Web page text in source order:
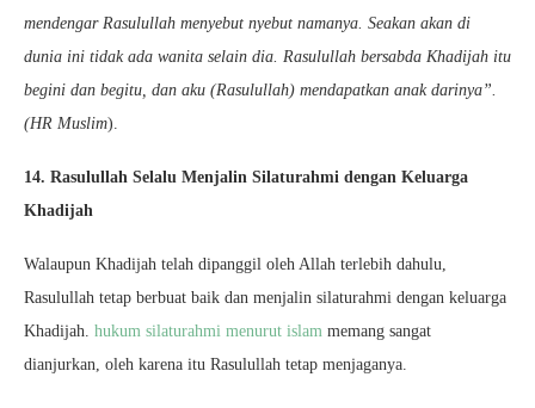
mendengar Rasulullah menyebut nyebut namanya. Seakan akan di
dunia ini tidak ada wanita selain dia. Rasulullah bersabda Khadijah itu
begini dan begitu, dan aku (Rasulullah) mendapatkan anak darinya”.
(HR Muslim).
14. Rasulullah Selalu Menjalin Silaturahmi dengan Keluarga
Khadijah
Walaupun Khadijah telah dipanggil oleh Allah terlebih dahulu,
Rasulullah tetap berbuat baik dan menjalin silaturahmi dengan keluarga
Khadijah. hukum silaturahmi menurut islam memang sangat
dianjurkan, oleh karena itu Rasulullah tetap menjaganya.